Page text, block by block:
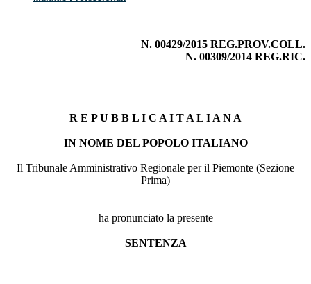
N. 00429/2015 REG.PROV.COLL.
N. 00309/2014 REG.RIC.
R E P U B B L I C A I T A L I A N A
IN NOME DEL POPOLO ITALIANO
Il Tribunale Amministrativo Regionale per il Piemonte (Sezione
Prima)
ha pronunciato la presente
SENTENZA